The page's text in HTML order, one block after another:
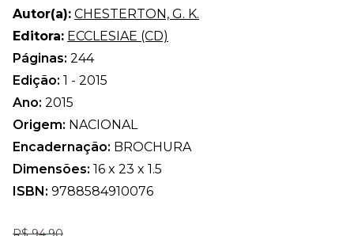
Autor(a): CHESTERTON, G. K.
Editora: ECCLESIAE (CD)
Páginas: 244
Edição: 1 - 2015
Ano: 2015
Origem: NACIONAL
Encadernação: BROCHURA
Dimensões: 16 x 23 x 1.5
ISBN: 9788584910076